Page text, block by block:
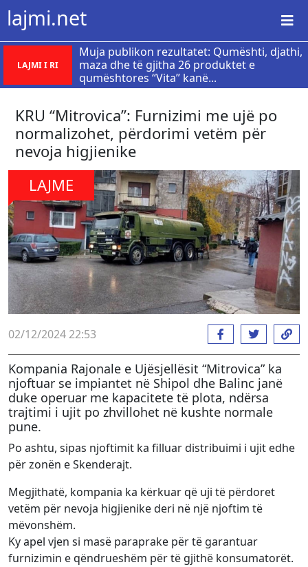
lajmi.net
LAJMI I RI
Muja publikon rezultatet: Qumështi, djathi,
maza dhe të gjitha 26 produktet e
qumështores “Vita” kanë...
KRU “Mitrovica”: Furnizimi me ujë po
normalizohet, përdorimi vetëm për
nevoja higjienike
LAJME
02/12/2024 22:53
Kompania Rajonale e Ujësjellësit “Mitrovica” ka
njoftuar se impiantet në Shipol dhe Balinc janë
duke operuar me kapacitete të plota, ndërsa
trajtimi i ujit po zhvillohet në kushte normale
pune.
Po ashtu, sipas njoftimit ka filluar distribuimi i ujit edhe
për zonën e Skenderajt.
Megjithatë, kompania ka kërkuar që uji të përdoret
vetëm për nevoja higjienike deri në një njoftim të
mëvonshëm.
Ky apel vjen si masë paraprake për të garantuar
furnizimin e qëndrueshëm për të gjithë konsumatorët.